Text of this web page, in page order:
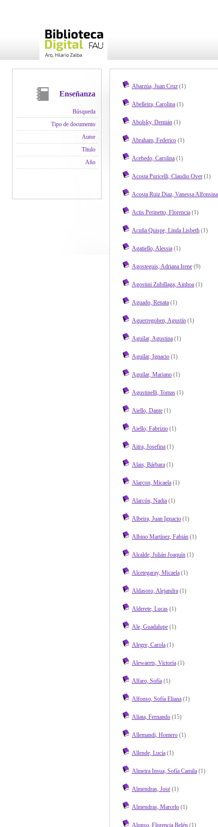
Enseñanza
Búsqueda
Tipo de documento
Autor
Título
Año
Abarzúa, Juan Cruz(1)
Abelleira, Carolina(1)
Abolsky, Demián(1)
Abraham, Federico(1)
Acebedo, Carolina(1)
Acosta Puricelli, Claudio Over(1)
Acosta Ruiz Diaz, Vanessa Alfonsina
Actis Perinetto, Florencia(1)
Acuña Quispe, Linda Lisbeth(1)
Agatiello, Alessia(1)
Agosteguis, Adriana Irene(9)
Agostini Zubillaga, Ainhoa(1)
Aguado, Renata(1)
Aguerregohen, Agustín(1)
Aguilar, Agustina(1)
Aguilar, Ignacio(1)
Aguilar, Mariano(1)
Agustinelli, Tomas(1)
Aiello, Dante(1)
Aiello, Fabrizio(1)
Aitra, Josefina(1)
Alais, Bárbara(1)
Alarcon, Micaela(1)
Alarcón, Nadia(1)
Albeira, Juan Ignacio(1)
Albino Martínez, Fabián(1)
Alcalde, Julián Joaquín(1)
Alcetegaray, Micaela(1)
Aldasoro, Alejandra(1)
Alderete, Lucas(1)
Ale, Guadalupe(1)
Alegre, Carola(1)
Alewaerts, Victoria(1)
Alfaro, Sofía(1)
Alfonso, Sofía Eliana(1)
Aliata, Fernando(15)
Allemandi, Homero(1)
Allende, Lucía(1)
Almeira Insua, Sofía Camila(1)
Almendras, José(1)
Almendras, Marcelo(1)
Alonso, Florencia Belén(1)